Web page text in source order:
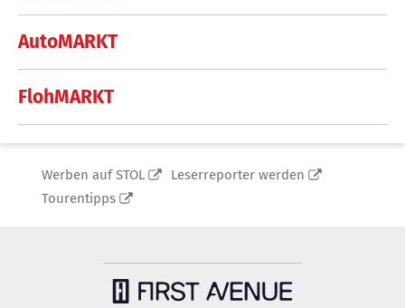
AutoMARKT
FlohMARKT
Werben auf STOL
Leserreporter werden
Tourentipps